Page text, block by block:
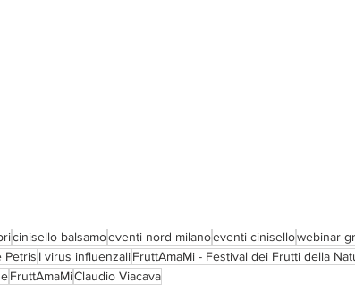
cinisello balsamoeventi nord milanoeventi cinisellowebinar
Petris I virus influenzaliFruttAmaMi - Festival dei Frutti della
FruttAmaMiClaudio Viacava